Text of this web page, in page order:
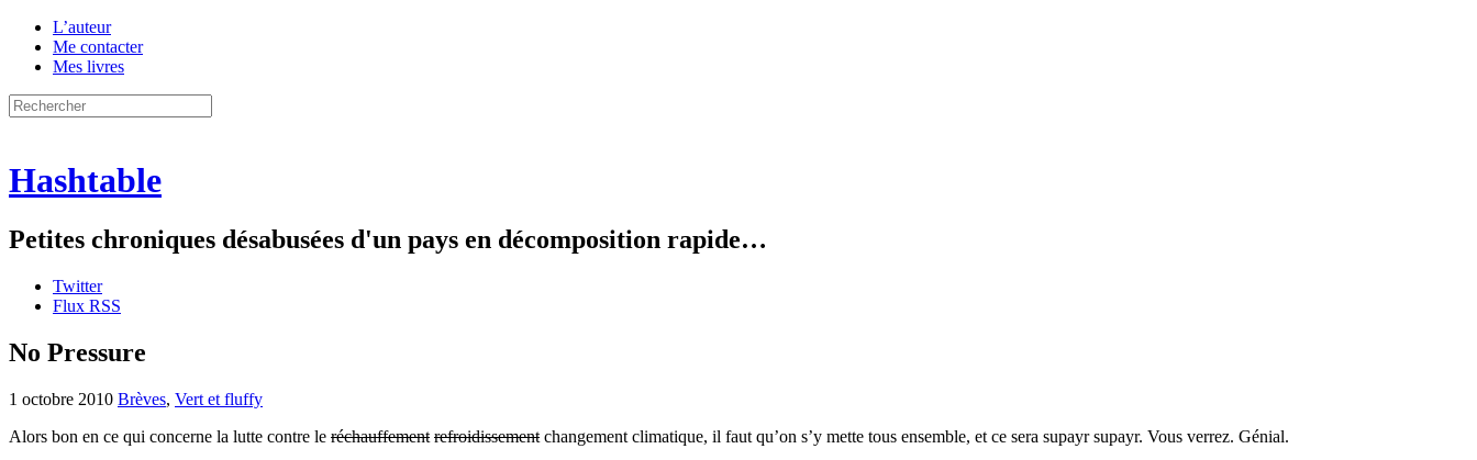
L’auteur
Me contacter
Mes livres
Hashtable
Petites chroniques désabusées d'un pays en décomposition rapide…
Twitter
Flux RSS
No Pressure
1 octobre 2010 Brèves, Vert et fluffy
Alors bon en ce qui concerne la lutte contre le réchauffement refroidissement changement climatique, il faut qu’on s’y mette tous ensemble, et ce sera supayr supayr. Vous verrez. Génial.